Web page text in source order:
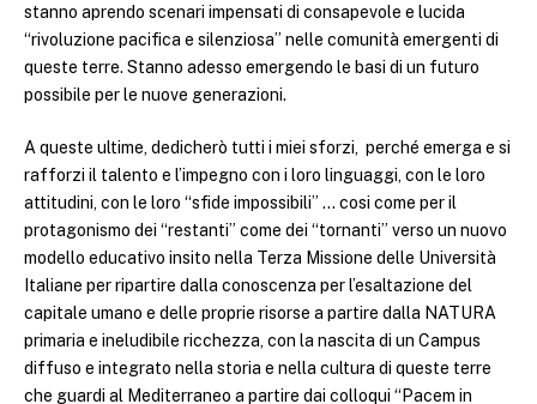
stanno aprendo scenari impensati di consapevole e lucida
“rivoluzione pacifica e silenziosa” nelle comunità emergenti di
queste terre. Stanno adesso emergendo le basi di un futuro
possibile per le nuove generazioni.
A queste ultime, dedicherò tutti i miei sforzi, perché emerga e si
rafforzi il talento e l’impegno con i loro linguaggi, con le loro
attitudini, con le loro “sfide impossibili” … cosi come per il
protagonismo dei “restanti” come dei “tornanti” verso un nuovo
modello educativo insito nella Terza Missione delle Università
Italiane per ripartire dalla conoscenza per l’esaltazione del
capitale umano e delle proprie risorse a partire dalla NATURA
primaria e ineludibile ricchezza, con la nascita di un Campus
diffuso e integrato nella storia e nella cultura di queste terre
che guardi al Mediterraneo a partire dai colloqui “Pacem in